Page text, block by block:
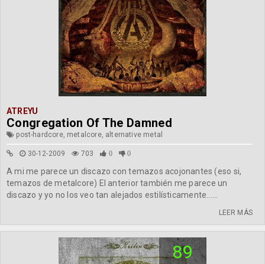
ATREYU
Congregation Of The Damned
post-hardcore, metalcore, alternative metal
30-12-2009 703 0 0
A mi me parece un discazo con temazos acojonantes (eso si,
temazos de metalcore) El anterior también me parece un
discazo y yo no los veo tan alejados estilísticamente......
LEER MÁS
89